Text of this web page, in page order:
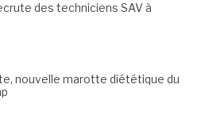
des techniciens SAV à
nouvelle marotte diététique du